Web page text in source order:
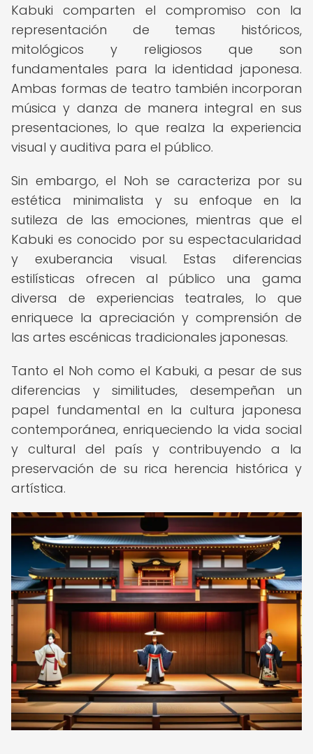
Kabuki comparten el compromiso con la
representación de temas históricos,
mitológicos y religiosos que son
fundamentales para la identidad japonesa.
Ambas formas de teatro también incorporan
música y danza de manera integral en sus
presentaciones, lo que realza la experiencia
visual y auditiva para el público.
Sin embargo, el Noh se caracteriza por su
estética minimalista y su enfoque en la
sutileza de las emociones, mientras que el
Kabuki es conocido por su espectacularidad
y exuberancia visual. Estas diferencias
estilísticas ofrecen al público una gama
diversa de experiencias teatrales, lo que
enriquece la apreciación y comprensión de
las artes escénicas tradicionales japonesas.
Tanto el Noh como el Kabuki, a pesar de sus
diferencias y similitudes, desempeñan un
papel fundamental en la cultura japonesa
contemporánea, enriqueciendo la vida social
y cultural del país y contribuyendo a la
preservación de su rica herencia histórica y
artística.